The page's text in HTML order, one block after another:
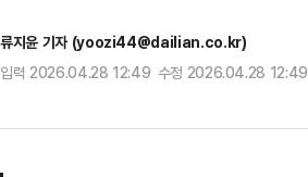
류지윤 기자 (yoozi44@dailian.co.kr)
입력 2026.04.28 12:49 수정 2026.04.28 12:49